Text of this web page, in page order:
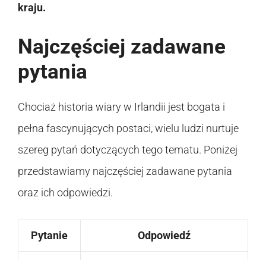
kraju.
Najczęściej zadawane
pytania
Chociaż historia wiary w Irlandii jest bogata i
pełna fascynujących postaci, wielu ludzi nurtuje
szereg pytań dotyczących tego tematu. Poniżej
przedstawiamy najczęściej zadawane pytania
oraz ich odpowiedzi.
Pytanie Odpowiedź